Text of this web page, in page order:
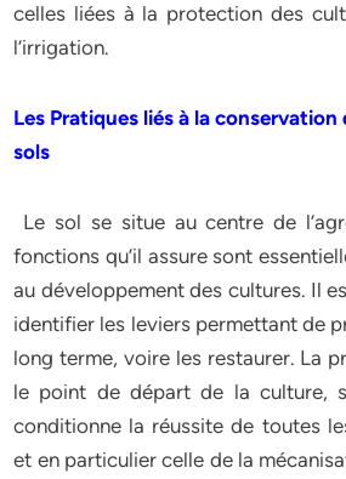
celles liées à la protection des
l’irrigation.
Les Pratiques liés à la
sols
Le sol se situe au centre de
fonctions qu’il assure sont
au développement des cultures. Il
identifier les leviers permettant de
long terme, voire les restaurer. La
le point de départ de la culture,
conditionne la réussite de toutes
et en particulier celle de la